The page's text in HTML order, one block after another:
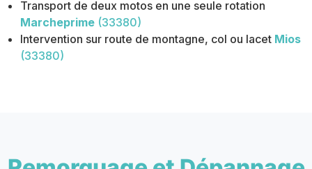
Transport de deux motos en une seule rotation
Marcheprime (33380)
Intervention sur route de montagne, col ou lacet Mios
(33380)